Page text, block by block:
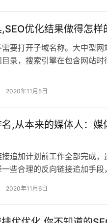
优化结果做得怎样
要打开子域名称。大中型
录，搜索引擎在包含网站
2020年11月5日
,从本来的媒体人：
追加计划前工作全部完成
些合理的反向链接追加手
。(大卫亚设，Northern E…
2020年11月6日